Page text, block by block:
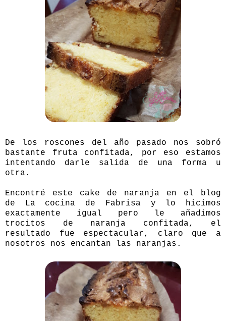
De los roscones del año pasado nos sobró
bastante fruta confitada, por eso estamos
intentando darle salida de una forma u
otra.
Encontré este cake de naranja en el blog
de La cocina de Fabrisa y lo hicimos
exactamente igual pero le añadimos
trocitos de naranja confitada, el
resultado fue espectacular, claro que a
nosotros nos encantan las naranjas.